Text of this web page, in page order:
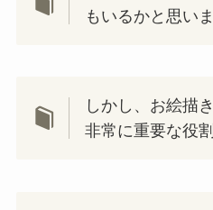
もいるかと思いま
しかし、お絵描
非常に重要な役